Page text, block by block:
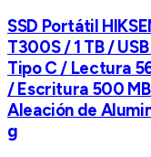
SSD Portátil
T300S / 1 TB / USB
Tipo C / Lectura
/ Escritura 500
Aleación de
g